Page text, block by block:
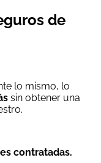
de
lo mismo, lo
sin obtener una
contratadas.